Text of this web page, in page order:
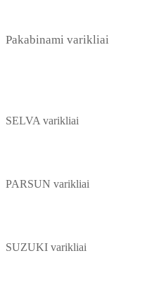
Pakabinami varikliai
SELVA varikliai
PARSUN varikliai
SUZUKI varikliai